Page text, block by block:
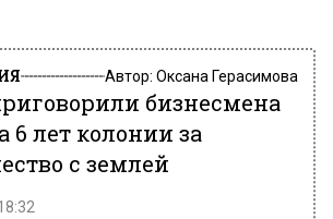
Автор: Оксана Герасимова
бизнесмена
6 лет колонии за
с землей